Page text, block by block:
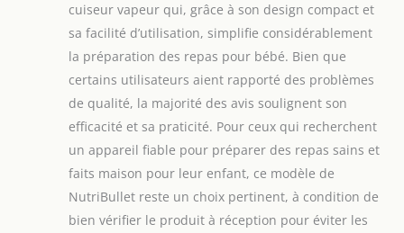
cuiseur vapeur qui, grâce à son design compact et
sa facilité d’utilisation, simplifie considérablement
la préparation des repas pour bébé. Bien que
certains utilisateurs aient rapporté des problèmes
de qualité, la majorité des avis soulignent son
efficacité et sa praticité. Pour ceux qui recherchent
un appareil fiable pour préparer des repas sains et
faits maison pour leur enfant, ce modèle de
NutriBullet reste un choix pertinent, à condition de
bien vérifier le produit à réception pour éviter les